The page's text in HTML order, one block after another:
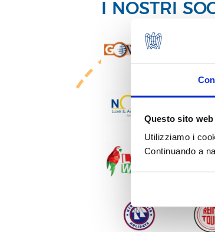
Questo sito
Utilizziamo i
Continuando a
I NOSTRI